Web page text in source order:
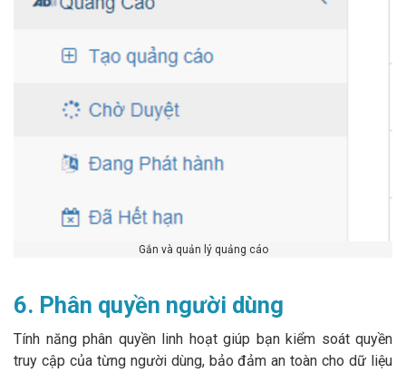
Gắn và quản lý quảng cáo
6. Phân quyền người dùng
Tính năng phân quyền linh hoạt giúp bạn kiểm soát quyền
truy cập của từng người dùng, bảo đảm an toàn cho dữ liệu